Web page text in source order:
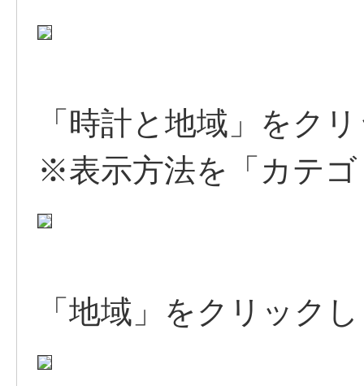
「時計と地域」をク
※表示方法を「カテ
「地域」をクリック